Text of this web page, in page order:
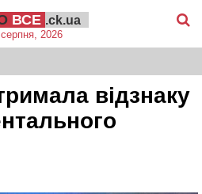
ВСЕ .ck.ua
2026
відзнаку